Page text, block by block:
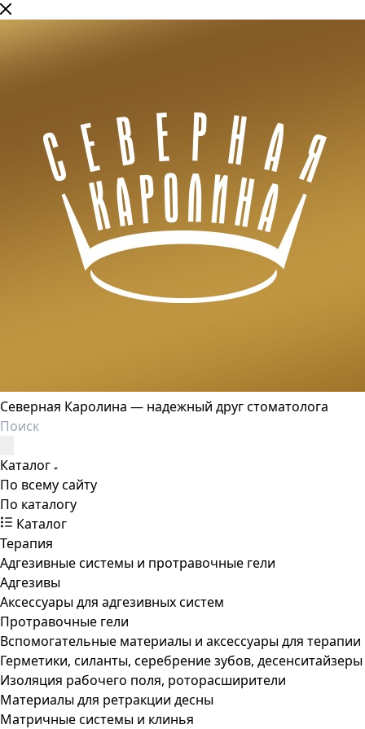
Северная Каролина — надежный друг стоматолога
Каталог
По всему сайту
По каталогу
Каталог
Терапия
Адгезивные системы и протравочные гели
Адгезивы
Аксессуары для адгезивных систем
Протравочные гели
Вспомогательные материалы и аксессуары для терапии
Герметики, силанты, серебрение зубов, десенситайзеры
Изоляция рабочего поля, роторасширители
Материалы для ретракции десны
Матричные системы и клинья